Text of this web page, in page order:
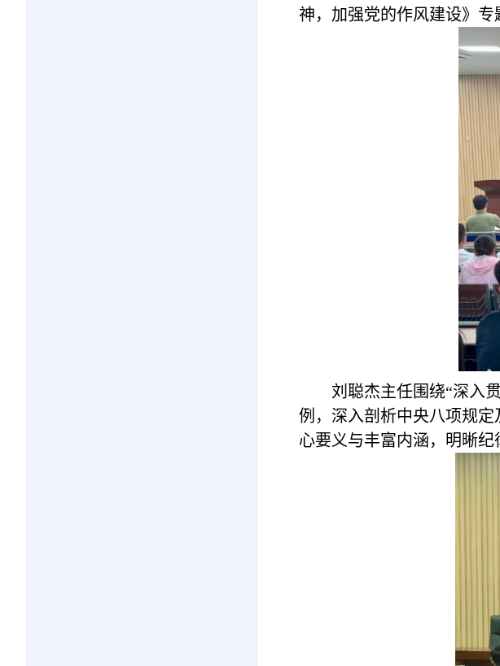
神，加强党的作风建设》专
刘聪杰主任围绕“深入
例，深入剖析中央八项规
心要义与丰富内涵，明晰纪